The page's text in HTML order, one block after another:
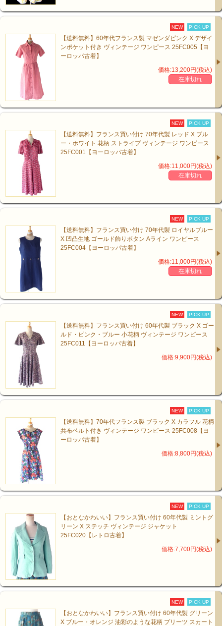
NEW PICK UP
【送料無料】60年代フランス製 マゼンダピンク X デザイ
ンポケット付き ヴィンテージ ワンピース 25FC005【ヨ
ーロッパ古着】
価格:13,200円(税込)
在庫切れ
NEW PICK UP
【送料無料】フランス買い付け 70年代製 レッド X ブル
ー・ホワイト 花柄 ストライプ ヴィンテージ ワンピース
25FC001【ヨーロッパ古着】
価格:11,000円(税込)
在庫切れ
NEW PICK UP
【送料無料】フランス買い付け 70年代製 ロイヤルブルー
X 凹凸生地 ゴールド飾りボタン Aライン ワンピース
25FC004【ヨーロッパ古着】
価格:11,000円(税込)
在庫切れ
NEW PICK UP
【送料無料】フランス買い付け 60年代製 ブラック X ゴー
ルド・ピンク・ブルー 小花柄 ヴィンテージ ワンピース
25FC011【ヨーロッパ古着】
価格:9,900円(税込)
NEW PICK UP
【送料無料】70年代フランス製 ブラック X カラフル 花柄
共布ベルト付き ヴィンテージ ワンピース 25FC008【ヨ
ーロッパ古着】
価格:8,800円(税込)
NEW PICK UP
【おとなかわいい】フランス買い付け 60年代製 ミントグ
リーン X ステッチ ヴィンテージ ジャケット
25FC020【レトロ古着】
価格:7,700円(税込)
NEW PICK UP
【おとなかわいい】フランス買い付け 60年代製 グリーン
X ブルー・オレンジ 油彩のような花柄 プリーツ スカート